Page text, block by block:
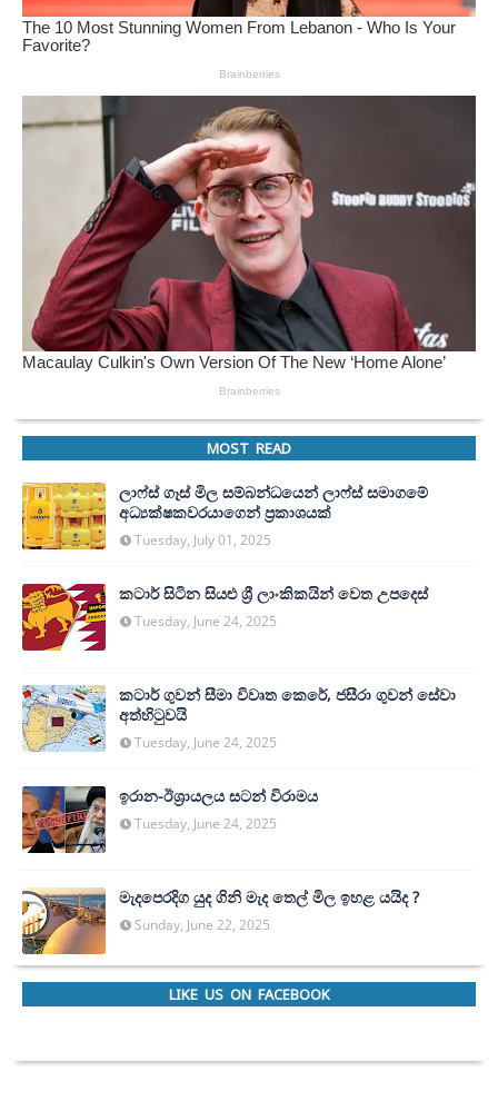
MOST READ
ලාෆ්ස් ගෑස් මිල සම්බන්ධයෙන් ලාෆ්ස් සමාගමේ
අධ්‍යක්ෂකවරයාගෙන් ප්‍රකාශයක්
Tuesday, July 01, 2025
කටාර් සිටින සියළු ශ්‍රී ලාංකිකයින් වෙත උපදෙස්
Tuesday, June 24, 2025
කටාර් ගුවන් සීමා විවෘත කෙරේ, ජසීරා ගුවන් සේවා
අත්හි‍ටුවයි
Tuesday, June 24, 2025
ඉරාන-ඊශ්‍රායලය සටන් විරාමය
Tuesday, June 24, 2025
මැදපෙරදිග යුද ගිනි මැද තෙල් මිල ඉහළ යයිද ?
Sunday, June 22, 2025
LIKE US ON FACEBOOK